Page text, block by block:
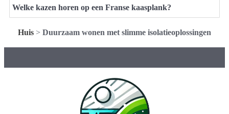
Welke kazen horen op een Franse kaasplank?
Huis > Duurzaam wonen met slimme isolatieoplossingen